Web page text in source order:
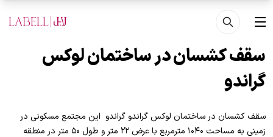
رفتن به محتوای اصلی
منو
سقف کشسان در ساختمان لوکس
گراندو
سقف کشسان در ساختمان لوکس گراندو گراندو این مجتمع مسکونی در
زمینی به مساحت ۱۰۴۰ مترمربع با عرض ۲۲ متر و طول ۵۰ متر در منطقه